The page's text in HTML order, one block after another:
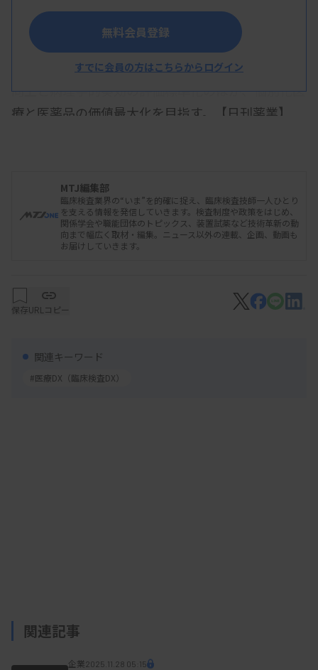
断・測定できる医療機器プログラムやバイオマーカ
ーなどの製品、サービスを手がける。今回の2つの
プログラム開発を通じて、病理診断のスループット
向上と病理学的奏効の評価標準化のほか、個別化医
療と医薬品の価値最大化を目指す。【日刊薬業】
プレスリリース
【中外製薬】中外製薬とbiomy、AIを活
用したがん病理診断支援プログラムの共
同開発に向けた基本合意を締結
無料会員登録
すでに会員の方はこちらからログイン
MTJ編集部
臨床検査業界の“いま”を的確に捉え、臨床検査技師一人ひとり
を支える情報を発信していきます。検査制度や政策をはじめ、
関係学会や職能団体のトピックス、装置試薬など技術革新の動
向まで幅広く取材・編集。ニュース以外の連載、企画、動画も
お届けしていきます。
保存URLコピー
関連キーワード
#医療DX（臨床検査DX）
関連記事
企業2025.11.28 05:15